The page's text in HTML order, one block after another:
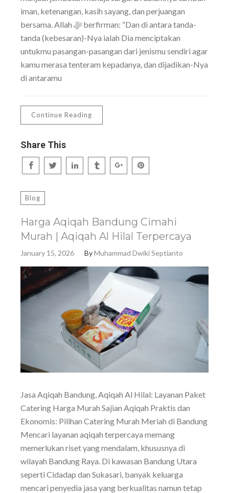
iman, ketenangan, kasih sayang, dan perjuangan
bersama. Allah ﷻ berfirman: “Dan di antara tanda-
tanda (kebesaran)-Nya ialah Dia menciptakan
untukmu pasangan-pasangan dari jenismu sendiri agar
kamu merasa tenteram kepadanya, dan dijadikan-Nya
di antaramu
Continue Reading
Share This
Blog
Harga Aqiqah Bandung Cimahi
Murah | Aqiqah Al Hilal Terpercaya
January 15, 2026 ByMuhammad Dwiki Septianto
Jasa Aqiqah Bandung, Aqiqah Al Hilal: Layanan Paket
Catering Harga Murah Sajian Aqiqah Praktis dan
Ekonomis: Pilihan Catering Murah Meriah di Bandung
Mencari layanan aqiqah terpercaya memang
memerlukan riset yang mendalam, khususnya di
wilayah Bandung Raya. Di kawasan Bandung Utara
seperti Cidadap dan Sukasari, banyak keluarga
mencari penyedia jasa yang berkualitas namun tetap